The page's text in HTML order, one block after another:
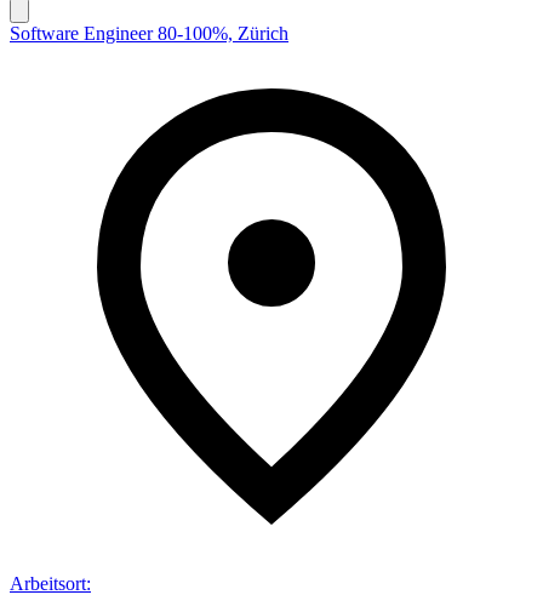
Software Engineer 80-100%, Zürich
Arbeitsort: